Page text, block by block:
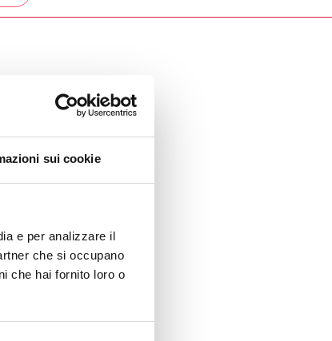
sui cookie
e per analizzare il
che si occupano
che hai fornito loro o